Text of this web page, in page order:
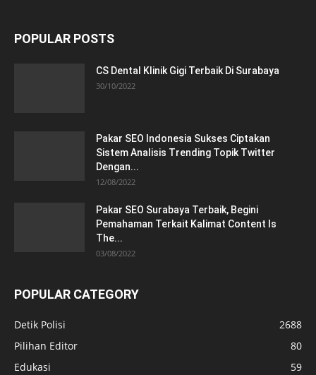
POPULAR POSTS
CS Dental Klinik Gigi Terbaik Di Surabaya
30/10/2022
Pakar SEO Indonesia Sukses Ciptakan
Sistem Analisis Trending Topik Twitter
Dengan...
12/08/2022
Pakar SEO Surabaya Terbaik, Begini
Pemahaman Terkait Kalimat Content Is
The...
03/08/2022
POPULAR CATEGORY
Detik Polisi
2688
Pilihan Editor
80
Edukasi
59